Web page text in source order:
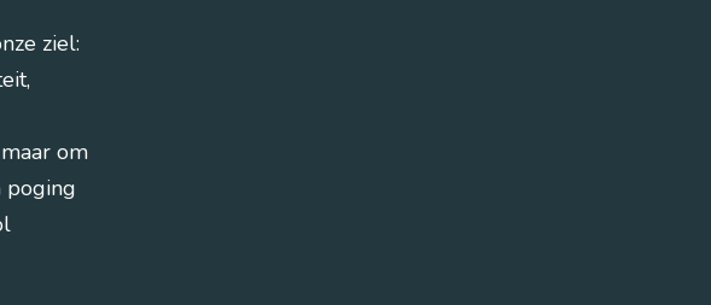
ziel:
om
poging